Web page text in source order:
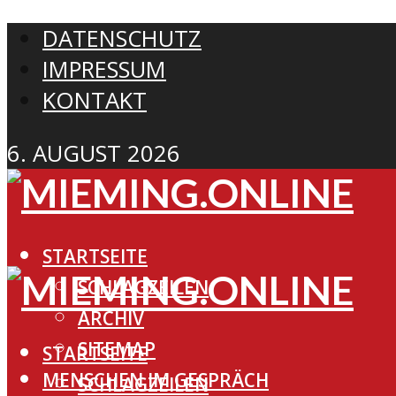
DATENSCHUTZ
IMPRESSUM
KONTAKT
6. AUGUST 2026
STARTSEITE
SCHLAGZEILEN
ARCHIV
SITEMAP
MENSCHEN IM GESPRÄCH
STARTSEITE
SCHLAGZEILEN